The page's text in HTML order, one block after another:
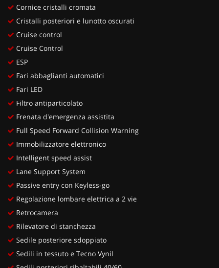
Cornice cristalli cromata
Cristalli posteriori e lunotto oscurati
Cruise control
Cruise Control
ESP
Fari abbaglianti automatici
Fari LED
Filtro antiparticolato
Frenata d'emergenza assistita
Full Speed Forward Collision Warning
Immobilizzatore elettronico
Intelligent speed assist
Lane Support System
Passive entry con Keyless-go
Regolazione lombare elettrica a 2 vie
Retrocamera
Rilevatore di stanchezza
Sedile posteriore sdoppiato
Sedili in tessuto e Tecno Vynil